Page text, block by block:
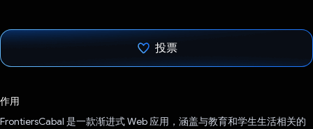
投票
作用
FrontiersCabal 是一款渐进式 Web 应用，涵盖与教育和学生生活相关的